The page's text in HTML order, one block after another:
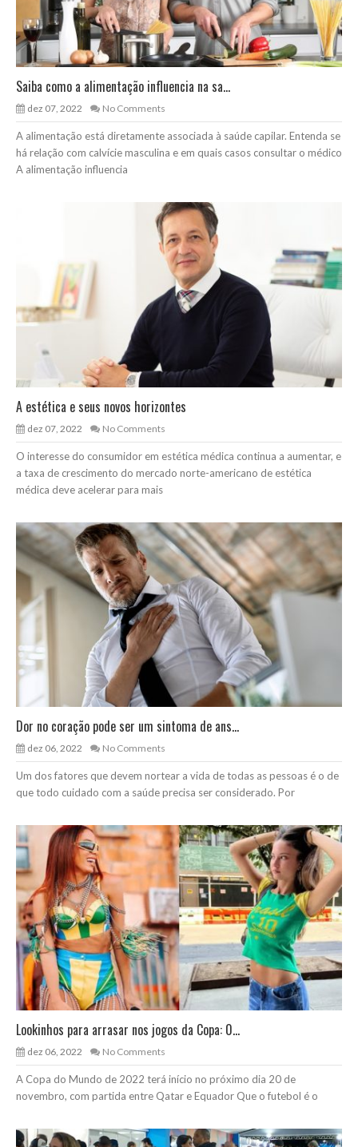
Saiba como a alimentação influencia na sa...
dez 07, 2022 No Comments
A alimentação está diretamente associada à saúde capilar. Entenda se
há relação com calvície masculina e em quais casos consultar o médico
A alimentação influencia
A estética e seus novos horizontes
dez 07, 2022 No Comments
O interesse do consumidor em estética médica continua a aumentar, e
a taxa de crescimento do mercado norte-americano de estética
médica deve acelerar para mais
Dor no coração pode ser um sintoma de ans...
dez 06, 2022 No Comments
Um dos fatores que devem nortear a vida de todas as pessoas é o de
que todo cuidado com a saúde precisa ser considerado. Por
Lookinhos para arrasar nos jogos da Copa: 0...
dez 06, 2022 No Comments
A Copa do Mundo de 2022 terá início no próximo dia 20 de
novembro, com partida entre Qatar e Equador Que o futebol é o